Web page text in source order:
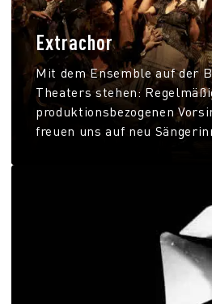
Extrachor
Mit dem Ensemble auf der
Theaters stehen:
produktionsbezogenen
freuen uns auf neu